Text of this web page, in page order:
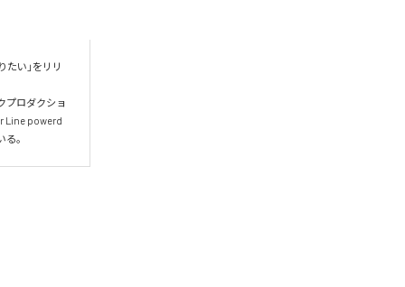
い」をリリ
プロダクショ
Line powerd
。